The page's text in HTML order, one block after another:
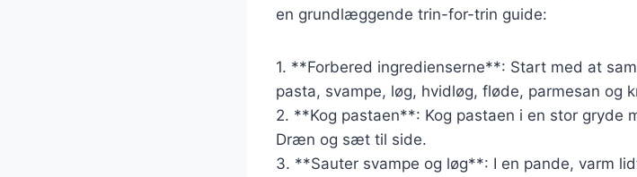
en grundlæggende trin-for-trin guide:
1. **Forbered ingredienserne**: Start med at
pasta, svampe, løg, hvidløg, fløde, parmesan og
2. **Kog pastaen**: Kog pastaen i en stor gryde
Dræn og sæt til side.
3. **Sauter svampe og løg**: I en pande, varm